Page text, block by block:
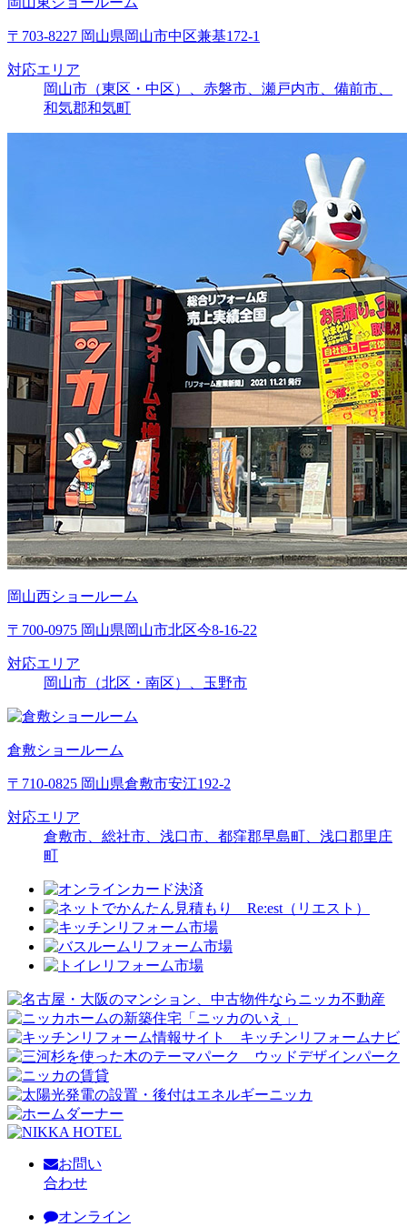
〒703-8227 岡山県岡山市中区兼基172-1
対応エリア
岡山市（東区・中区）、赤磐市、瀬戸内市、備前市、
和気郡和気町
岡山西ショールーム
〒700-0975 岡山県岡山市北区今8-16-22
対応エリア
岡山市（北区・南区）、玉野市
倉敷ショールーム
〒710-0825 岡山県倉敷市安江192-2
対応エリア
倉敷市、総社市、浅口市、都窪郡早島町、浅口郡里庄
町
お問い
合わせ
オンライン